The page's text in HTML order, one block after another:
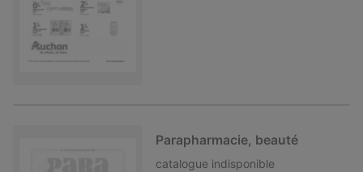
Parapharmacie, beauté
catalogue indisponible